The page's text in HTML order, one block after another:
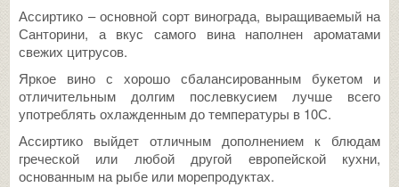
Ассиртико – основной сорт винограда, выращиваемый на
Санторини, а вкус самого вина наполнен ароматами
свежих цитрусов.
Яркое вино с хорошо сбалансированным букетом и
отличительным долгим послевкусием лучше всего
употреблять охлажденным до температуры в 10С.
Ассиртико выйдет отличным дополнением к блюдам
греческой или любой другой европейской кухни,
основанным на рыбе или морепродуктах.